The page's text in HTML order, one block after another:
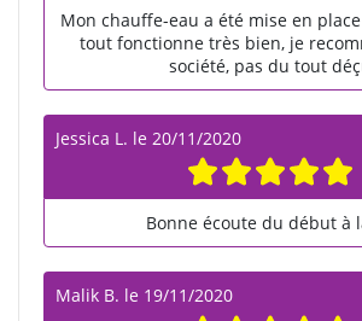
Mon chauffe-eau a été mise en
tout fonctionne très bien, je
société, pas du tout
Jessica L. le 20/11/2020
Bonne écoute du début à
Malik B. le 19/11/2020